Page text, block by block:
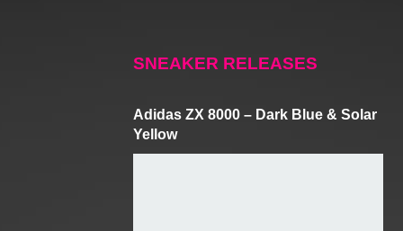
SNEAKER RELEASES
Adidas ZX 8000 – Dark Blue & Solar
Yellow